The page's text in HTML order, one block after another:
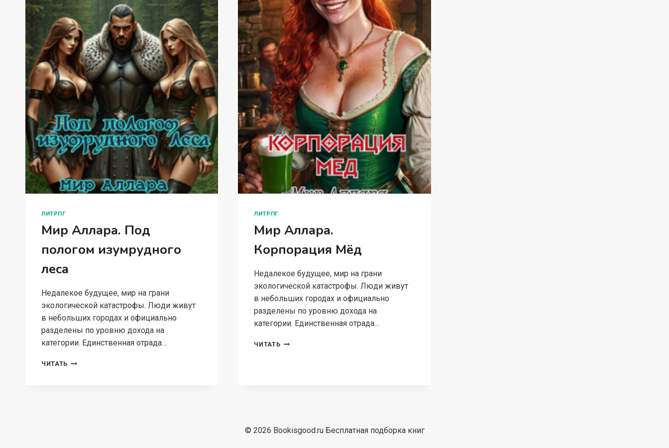
ЛИТРПГ
Мир Аллара. Под
пологом изумрудного
леса
Недалекое будущее, мир на грани
экологической катастрофы. Люди живут
в небольших городах и официально
разделены по уровню дохода на
категории. Единственная отрада…
ЧИТАТЬ МИР
ЛИТРПГ
Мир Аллара.
Корпорация Мёд
Недалекое будущее, мир на грани
экологической катастрофы. Люди живут
в небольших городах и официально
разделены по уровню дохода на
категории. Единственная отрада…
ЧИТАТЬ МИР
© 2026 Bookisgood.ru Бесплатная подборка книг